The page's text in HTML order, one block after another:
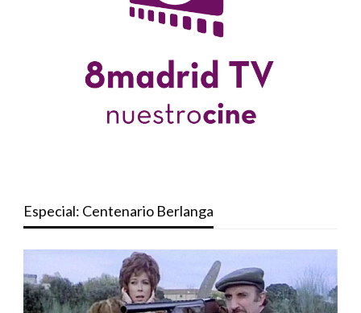
Especial: Centenario Berlanga